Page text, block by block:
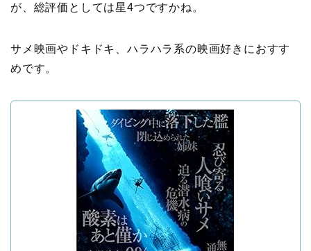
が、総評価としては星4つですかね。
サメ映画やドキドキ、ハラハラ系の映画好きにおすす
めです。